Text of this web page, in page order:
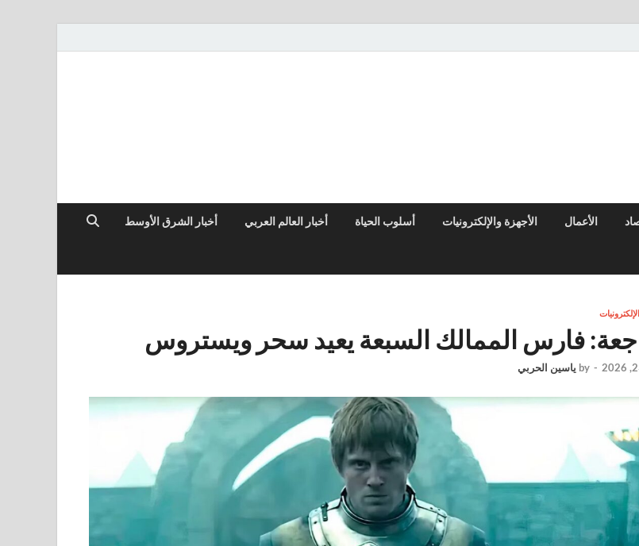
الأعمال الأجهزة والإلكترونيات أسلوب الحياة أخبار العالم العربي أخبار الشرق الأوسط
فارس الممالك السبعة يعيد سحر ويستروس
-
by ياسين الحربي